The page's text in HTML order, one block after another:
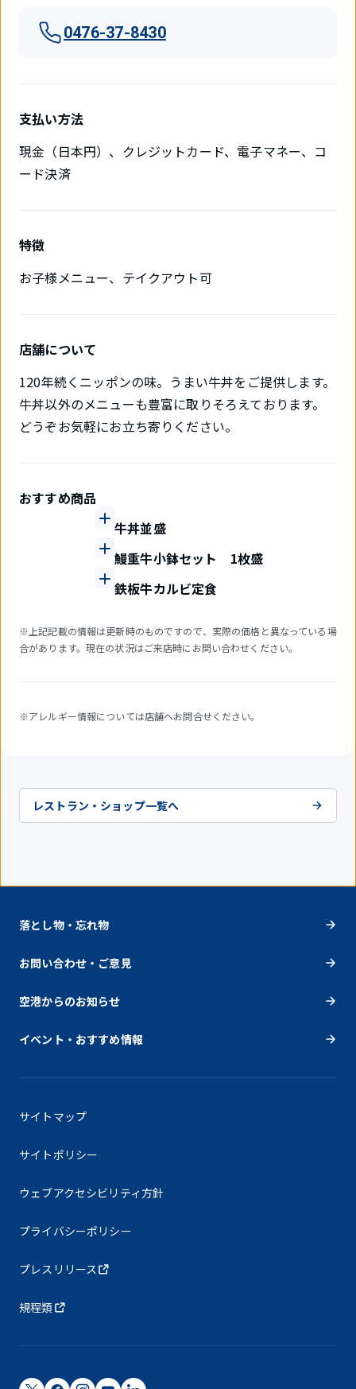
0476-37-8430
支払い方法
現金（日本円）、クレジットカード、電子マネー、コ
ード決済
特徴
お子様メニュー、テイクアウト可
店舗について
120年続くニッポンの味。うまい牛丼をご提供します。
牛丼以外のメニューも豊富に取りそろえております。
どうぞお気軽にお立ち寄りください。
おすすめ商品
牛丼並盛
鰻重牛小鉢セット 1枚盛
鉄板牛カルビ定食
※上記記載の情報は更新時のものですので、実際の価格と異なっている場
合があります。現在の状況はご来店時にお問い合わせください。
※アレルギー情報については店舗へお問合せください。
レストラン・ショップ一覧へ
落とし物・忘れ物
お問い合わせ・ご意見
空港からのお知らせ
イベント・おすすめ情報
サイトマップ
サイトポリシー
ウェブアクセシビリティ方針
プライバシーポリシー
プレスリリース
規程類